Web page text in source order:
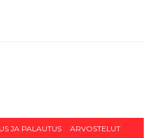
JA PALAUTUS ARVOSTELUT